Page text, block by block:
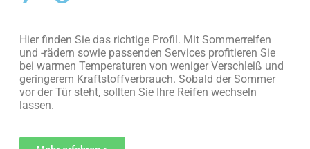
Hier finden Sie das richtige Profil. Mit Sommerreifen
und -rädern sowie passenden Services profitieren Sie
bei warmen Temperaturen von weniger Verschleiß und
geringerem Kraftstoffverbrauch. Sobald der Sommer
vor der Tür steht, sollten Sie Ihre Reifen wechseln
lassen.